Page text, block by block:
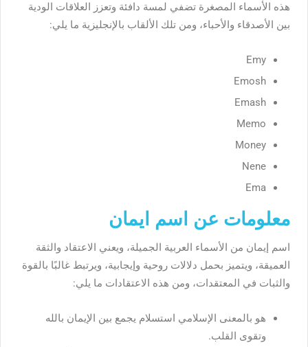
هذه الأسماء المصغرة تضفي لمسة دافئة وتعزز العلاقات الودية
بين الأصدقاء والأحباء، ومن تلك الألقاب بالإنجليزية ما يلي:
Emy
Emosh
Emash
Memo
Money
Nene
Ema
معلومات عن اسم ايمان
اسم إيمان من الأسماء العربية الجميلة، ويعني الاعتقاد والثقة
العميقة، ويتميز بحمل دلالات روحية وإيجابية، ويرتبط غالبًا بالقوة
والثبات في المعتقدات، ومن هذه الاعتقادات ما يلي:
هو بالمعنى الإسلامي استسلام يجمع بين الإيمان بالله
وتقوى القلب.